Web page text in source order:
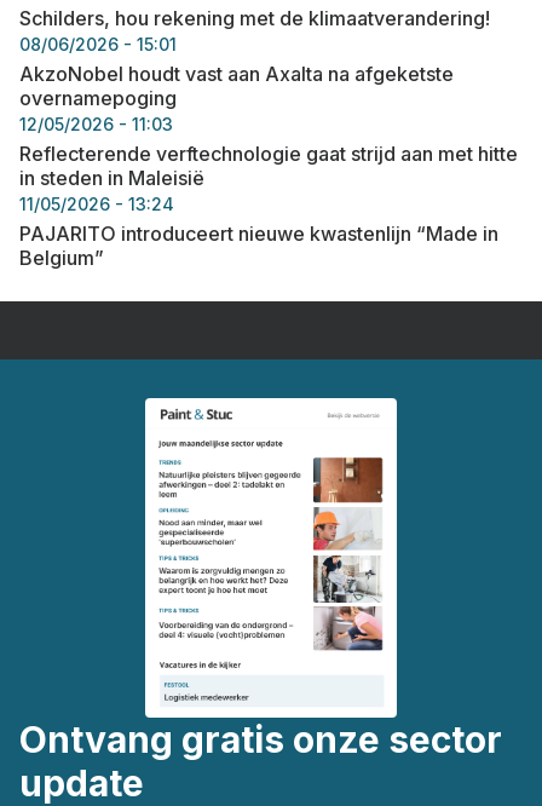
Schilders, hou rekening met de klimaatverandering!
08/06/2026 - 15:01
AkzoNobel houdt vast aan Axalta na afgeketste
overnamepoging
12/05/2026 - 11:03
Reflecterende verftechnologie gaat strijd aan met hitte
in steden in Maleisië
11/05/2026 - 13:24
PAJARITO introduceert nieuwe kwastenlijn “Made in
Belgium”
Ontvang gratis onze sector
update